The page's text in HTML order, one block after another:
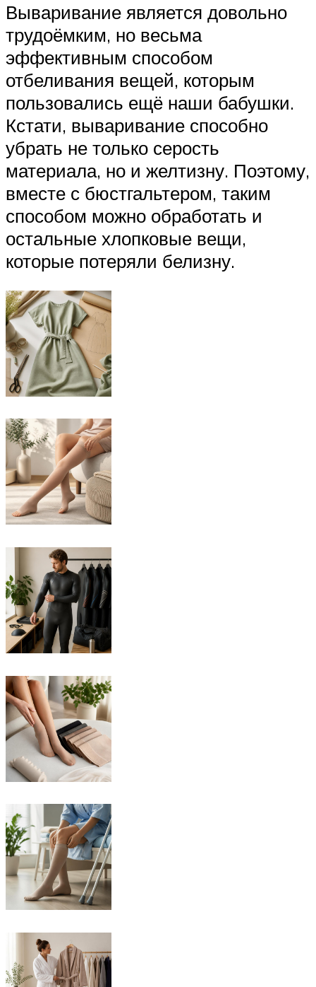
Вываривание является довольно
трудоёмким, но весьма
эффективным способом
отбеливания вещей, которым
пользовались ещё наши бабушки.
Кстати, вываривание способно
убрать не только серость
материала, но и желтизну. Поэтому,
вместе с бюстгальтером, таким
способом можно обработать и
остальные хлопковые вещи,
которые потеряли белизну.